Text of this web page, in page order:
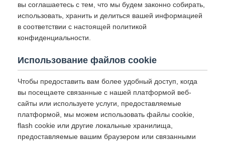
вы соглашаетесь с тем, что мы будем законно собирать,
использовать, хранить и делиться вашей информацией
в соответствии с настоящей политикой
конфиденциальности.
Использование файлов cookie
Чтобы предоставить вам более удобный доступ, когда
вы посещаете связанные с нашей платформой веб-
сайты или используете услуги, предоставляемые
платформой, мы можем использовать файлы cookie,
flash cookie или другие локальные хранилища,
предоставляемые вашим браузером или связанными